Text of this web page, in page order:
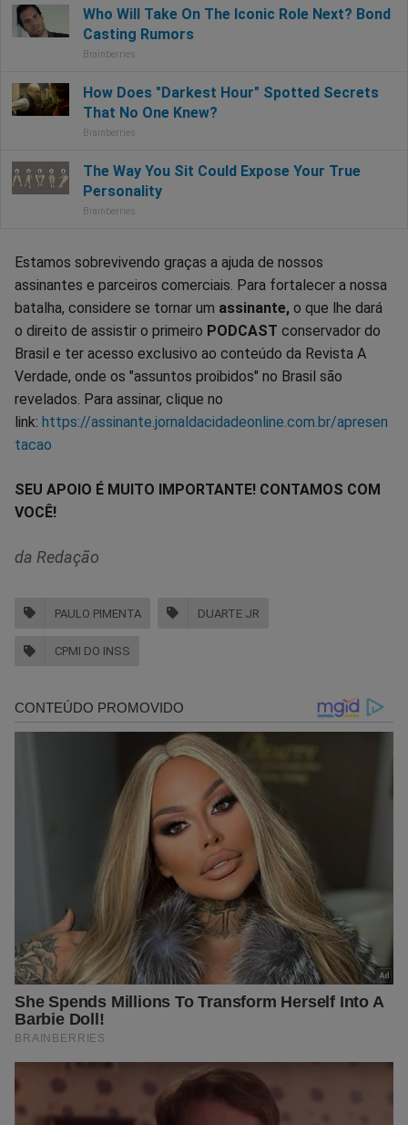
Estamos sobrevivendo graças a ajuda de nossos
assinantes e parceiros comerciais. Para fortalecer a nossa
batalha, considere se tornar um assinante, o que lhe dará
o direito de assistir o primeiro PODCAST conservador do
Brasil e ter acesso exclusivo ao conteúdo da Revista A
Verdade, onde os "assuntos proibidos" no Brasil são
revelados. Para assinar, clique no
link: https://assinante.jornaldacidadeonline.com.br/apresen
tacao
SEU APOIO É MUITO IMPORTANTE! CONTAMOS COM
VOCÊ!
da Redação
PAULO PIMENTA DUARTE JR
CPMI DO INSS